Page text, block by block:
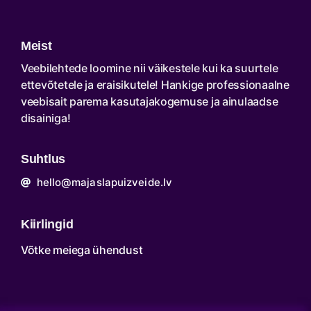
Meist
Veebilehtede loomine nii väikestele kui ka suurtele
ettevõtetele ja eraisikutele! Hankige professionaalne
veebisait parema kasutajakogemuse ja ainulaadse
disainiga!
Suhtlus
hello@majaslapuizveide.lv
Kiirlingid
Võtke meiega ühendust